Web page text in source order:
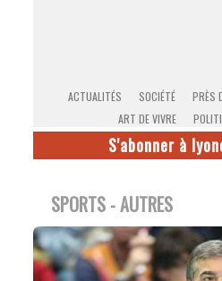
ACTUALITÉS SOCIÉTÉ PRÈS
ART DE VIVRE
S'abonner à
SPORTS - AUTRES